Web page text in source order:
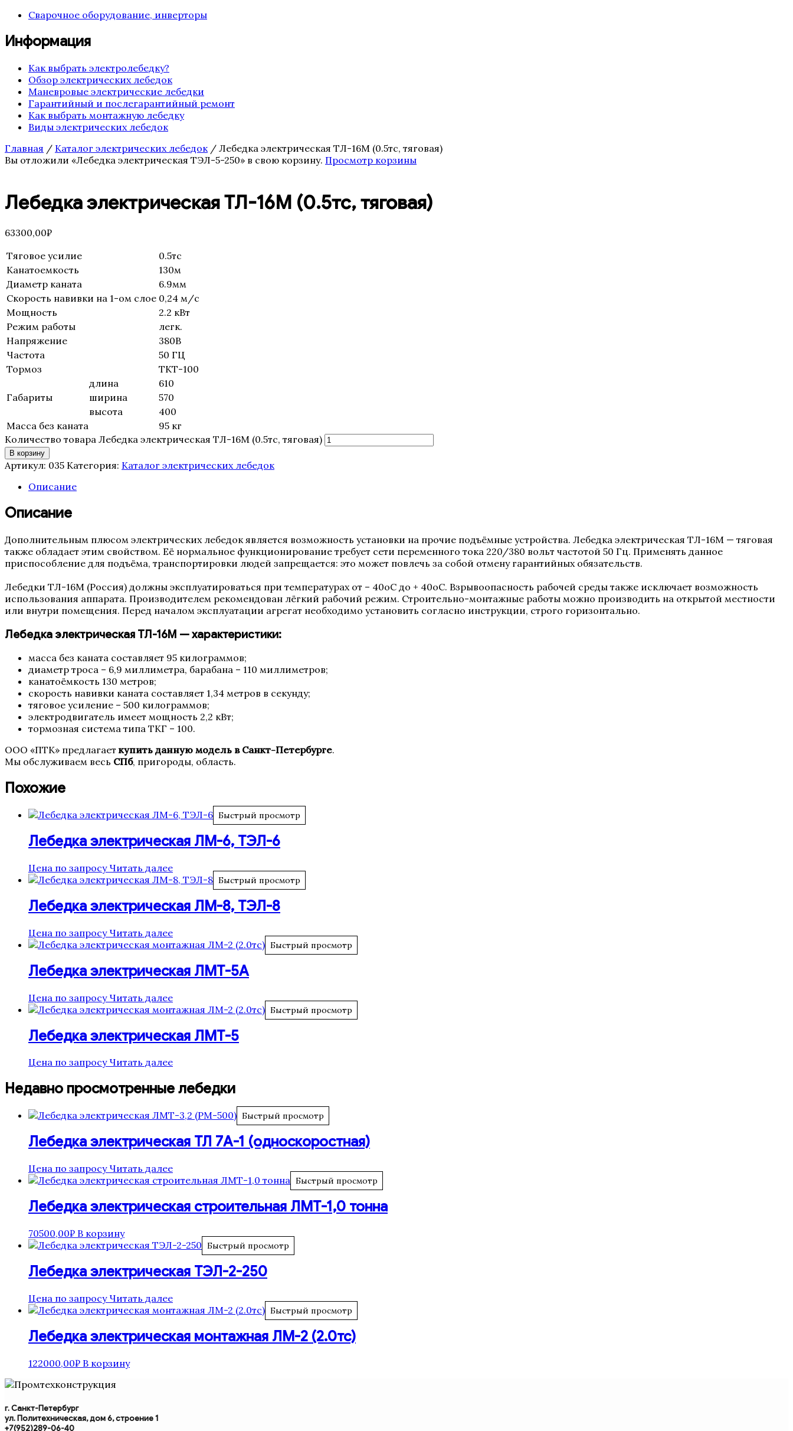
Сварочное оборудование, инверторы
Информация
Как выбрать электролебедку?
Обзор электрических лебедок
Маневровые электрические лебедки
Гарантийный и послегарантийный ремонт
Как выбрать монтажную лебедку
Виды электрических лебедок
Главная / Каталог электрических лебедок/ Лебедка электрическая ТЛ-16М (0.5тс, тяговая)
Вы отложили «Лебедка электрическая ТЭЛ-5-250» в свою корзину. Просмотр корзины
Лебедка электрическая ТЛ-16М (0.5тс, тяговая)
63300,00₽
Тяговое усилие
0.5тс
Канатоемкость
130м
Диаметр каната
6.9мм
Скорость навивки на 1-ом слое 0,24 м/с
Мощность
2.2 кВт
Режим работы
легк.
Напряжение
380В
Частота
50 ГЦ
Тормоз
ТКТ-100
длина
610
Габариты
ширина
570
высота
400
Масса без каната
95 кг
Количество товара Лебедка электрическая ТЛ-16М (0.5тс, тяговая)
В корзину
Артикул: 035 Категория: Каталог электрических лебедок
Описание
Описание
Дополнительным плюсом электрических лебедок является возможность установки на прочие подъёмные устройства. Лебедка электрическая ТЛ-16М — тяговая
также обладает этим свойством. Её нормальное функционирование требует сети переменного тока 220/380 вольт частотой 50 Гц. Применять данное
приспособление для подъёма, транспортировки людей запрещается: это может повлечь за собой отмену гарантийных обязательств.
Лебедки ТЛ-16М (Россия) должны эксплуатироваться при температурах от – 40оС до + 40оС. Взрывоопасность рабочей среды также исключает возможность
использования аппарата. Производителем рекомендован лёгкий рабочий режим. Строительно-монтажные работы можно производить на открытой местности
или внутри помещения. Перед началом эксплуатации агрегат необходимо установить согласно инструкции, строго горизонтально.
Лебедка электрическая ТЛ-16М — характеристики:
масса без каната составляет 95 килограммов;
диаметр троса – 6,9 миллиметра, барабана – 110 миллиметров;
канатоёмкость 130 метров;
скорость навивки каната составляет 1,34 метров в секунду;
тяговое усиление – 500 килограммов;
электродвигатель имеет мощность 2,2 кВт;
тормозная система типа ТКГ – 100.
ООО «ПТК» предлагает купить данную модель в Санкт-Петербурге.
Мы обслуживаем весь СПб, пригороды, область.
Похожие
Быстрый просмотр
Лебедка электрическая ЛМ-6, ТЭЛ-6
Цена по запросу Читать далее
Быстрый просмотр
Лебедка электрическая ЛМ-8, ТЭЛ-8
Цена по запросу Читать далее
Быстрый просмотр
Лебедка электрическая ЛМТ-5А
Цена по запросу Читать далее
Быстрый просмотр
Лебедка электрическая ЛМТ-5
Цена по запросу Читать далее
Недавно просмотренные лебедки
Быстрый просмотр
Лебедка электрическая ТЛ 7А-1 (односкоростная)
Цена по запросу Читать далее
Быстрый просмотр
Лебедка электрическая строительная ЛМТ-1,0 тонна
70500,00₽ В корзину
Быстрый просмотр
Лебедка электрическая ТЭЛ-2-250
Цена по запросу Читать далее
Быстрый просмотр
Лебедка электрическая монтажная ЛМ-2 (2.0тс)
122000,00₽ В корзину
г. Санкт-Петербург
ул. Политехническая, дом 6, строение 1
+7(952)289-06-40